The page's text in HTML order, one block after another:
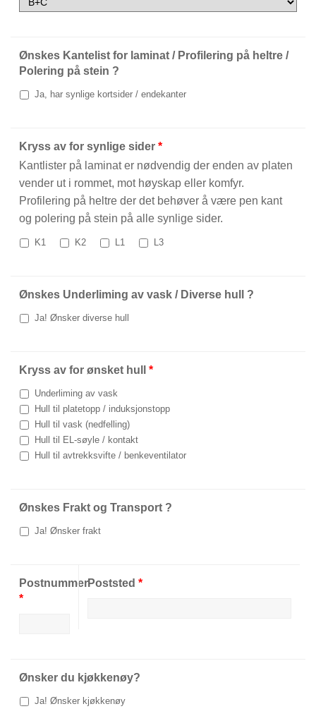
Ønskes Kantelist for laminat / Profilering på heltre /
Polering på stein ?
Ja, har synlige kortsider / endekanter
Kryss av for synlige sider *
Kantlister på laminat er nødvendig der enden av platen
vender ut i rommet, mot høyskap eller komfyr.
Profilering på heltre der det behøver å være pen kant
og polering på stein på alle synlige sider.
K1 K2 L1 L3
Ønskes Underliming av vask / Diverse hull ?
Ja! Ønsker diverse hull
Kryss av for ønsket hull *
Underliming av vask
Hull til platetopp / induksjonstopp
Hull til vask (nedfelling)
Hull til EL-søyle / kontakt
Hull til avtrekksvifte / benkeventilator
Ønskes Frakt og Transport ?
Ja! Ønsker frakt
Postnummer
*
Poststed*
Ønsker du kjøkkenøy?
Ja! Ønsker kjøkkenøy